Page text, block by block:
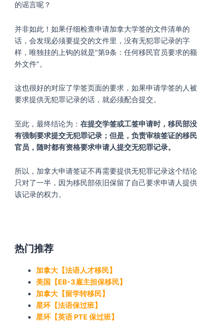
的谣言呢？
并非如此！如果仔细检查申请加拿大学签的文件清单的
话，会发现必须要提交的文件里，没有无犯罪记录的字
样，唯独挂的上钩的就是“第9条：任何移民官员要求的额
外文件”。
这也很好的对应了学签页面的要求，如果申请学签的人被
要求提供无犯罪记录的话，就必须配合提交。
至此，最终结论为： 在提交学签或工签申请时，移民部没
有强制要求提交无犯罪记录；但是，负责审核签证的移民
官员，随时都有资格要求申请人提交无犯罪记录。
所以，加拿大申请签证不再需要提供无犯罪记录这个结论
只对了一半，因为移民部依旧保留了自己要求申请人提供
该记录的权力。
热门推荐
加拿大【法语人才移民】
美国【EB-3雇主担保移民】
加拿大【留学转移民】
星环【法语保过班】
星环【英语 PTE 保过班】